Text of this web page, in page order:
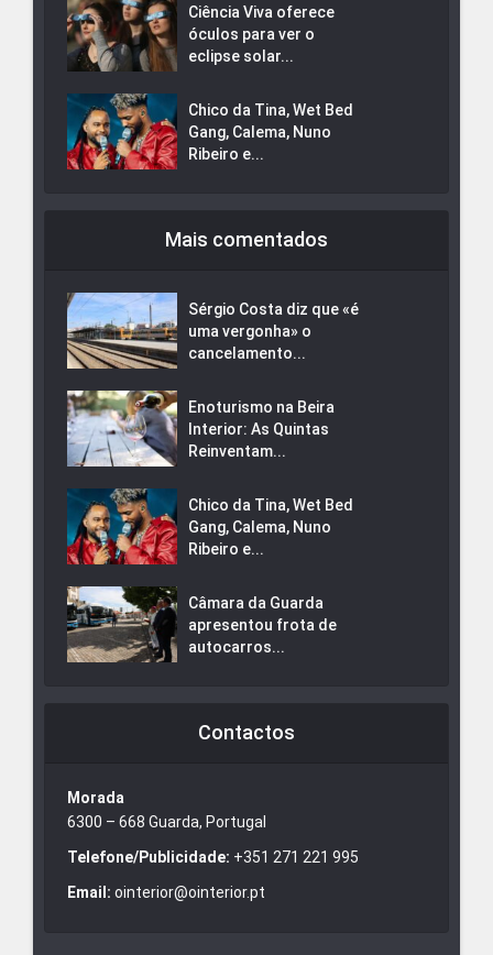
Ciência Viva oferece
óculos para ver o
eclipse solar...
Chico da Tina, Wet Bed
Gang, Calema, Nuno
Ribeiro e...
Mais comentados
Sérgio Costa diz que «é
uma vergonha» o
cancelamento...
Enoturismo na Beira
Interior: As Quintas
Reinventam...
Chico da Tina, Wet Bed
Gang, Calema, Nuno
Ribeiro e...
Câmara da Guarda
apresentou frota de
autocarros...
Contactos
Morada
6300 – 668 Guarda, Portugal
Telefone/Publicidade: +351 271 221 995
Email: ointerior@ointerior.pt